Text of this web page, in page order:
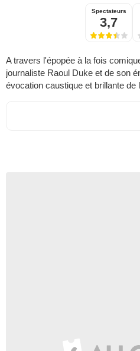
Spectateurs
3,7
A travers l'épopée à la fois
journaliste Raoul Duke et de son
évocation caustique et brillante